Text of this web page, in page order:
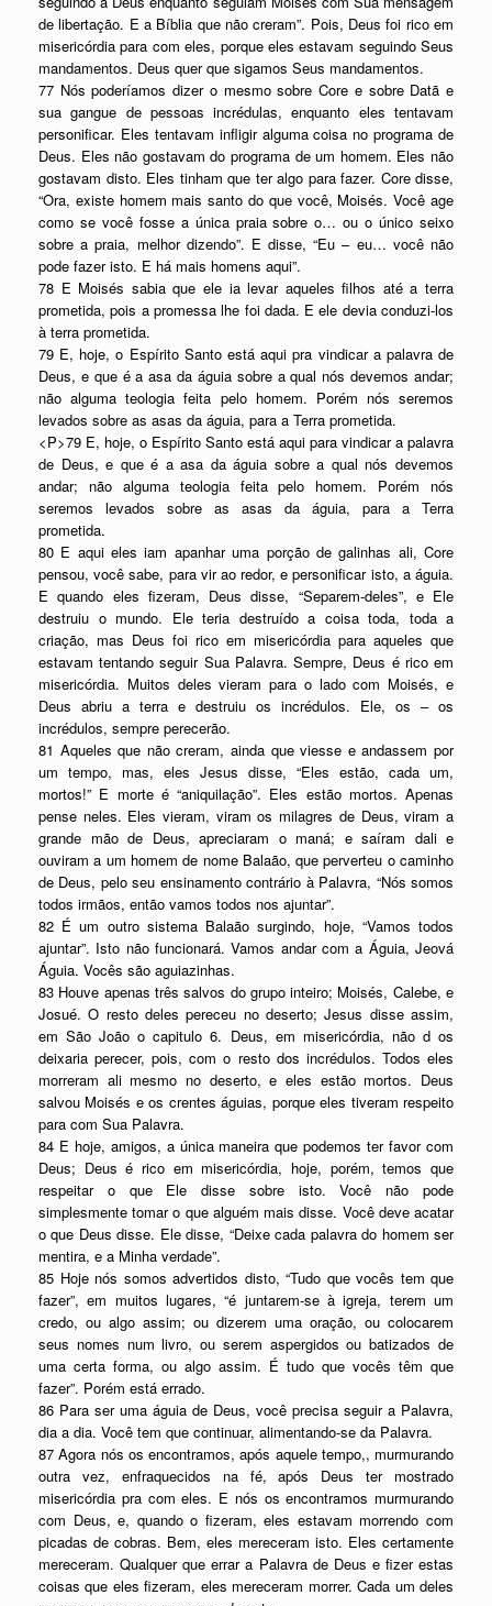
de libertação. E a Bíblia que não creram”. Pois, Deus foi rico em
misericórdia para com eles, porque eles estavam seguindo Seus
mandamentos. Deus quer que sigamos Seus mandamentos.
77 Nós poderíamos dizer o mesmo sobre Core e sobre Datã e
sua gangue de pessoas incrédulas, enquanto eles tentavam
personificar. Eles tentavam infligir alguma coisa no programa de
Deus. Eles não gostavam do programa de um homem. Eles não
gostavam disto. Eles tinham que ter algo para fazer. Core disse,
“Ora, existe homem mais santo do que você, Moisés. Você age
como se você fosse a única praia sobre o… ou o único seixo
sobre a praia, melhor dizendo”. E disse, “Eu – eu… você não
pode fazer isto. E há mais homens aqui”.
78 E Moisés sabia que ele ia levar aqueles filhos até a terra
prometida, pois a promessa lhe foi dada. E ele devia conduzi-los
à terra prometida.
79 E, hoje, o Espírito Santo está aqui pra vindicar a palavra de
Deus, e que é a asa da águia sobre a qual nós devemos andar;
não alguma teologia feita pelo homem. Porém nós seremos
levados sobre as asas da águia, para a Terra prometida.
<P>79 E, hoje, o Espírito Santo está aqui para vindicar a palavra
de Deus, e que é a asa da águia sobre a qual nós devemos
andar; não alguma teologia feita pelo homem. Porém nós
seremos levados sobre as asas da águia, para a Terra
prometida.
80 E aqui eles iam apanhar uma porção de galinhas ali, Core
pensou, você sabe, para vir ao redor, e personificar isto, a águia.
E quando eles fizeram, Deus disse, “Separem-deles”, e Ele
destruiu o mundo. Ele teria destruído a coisa toda, toda a
criação, mas Deus foi rico em misericórdia para aqueles que
estavam tentando seguir Sua Palavra. Sempre, Deus é rico em
misericórdia. Muitos deles vieram para o lado com Moisés, e
Deus abriu a terra e destruiu os incrédulos. Ele, os – os
incrédulos, sempre perecerão.
81 Aqueles que não creram, ainda que viesse e andassem por
um tempo, mas, eles Jesus disse, “Eles estão, cada um,
mortos!” E morte é “aniquilação”. Eles estão mortos. Apenas
pense neles. Eles vieram, viram os milagres de Deus, viram a
grande mão de Deus, apreciaram o maná; e saíram dali e
ouviram a um homem de nome Balaão, que perverteu o caminho
de Deus, pelo seu ensinamento contrário à Palavra, “Nós somos
todos irmãos, então vamos todos nos ajuntar”.
82 É um outro sistema Balaão surgindo, hoje, “Vamos todos
ajuntar”. Isto não funcionará. Vamos andar com a Águia, Jeová
Águia. Vocês são aguiazinhas.
83 Houve apenas três salvos do grupo inteiro; Moisés, Calebe, e
Josué. O resto deles pereceu no deserto; Jesus disse assim,
em São João o capitulo 6. Deus, em misericórdia, não d os
deixaria perecer, pois, com o resto dos incrédulos. Todos eles
morreram ali mesmo no deserto, e eles estão mortos. Deus
salvou Moisés e os crentes águias, porque eles tiveram respeito
para com Sua Palavra.
84 E hoje, amigos, a única maneira que podemos ter favor com
Deus; Deus é rico em misericórdia, hoje, porém, temos que
respeitar o que Ele disse sobre isto. Você não pode
simplesmente tomar o que alguém mais disse. Você deve acatar
o que Deus disse. Ele disse, “Deixe cada palavra do homem ser
mentira, e a Minha verdade”.
85 Hoje nós somos advertidos disto, “Tudo que vocês tem que
fazer”, em muitos lugares, “é juntarem-se à igreja, terem um
credo, ou algo assim; ou dizerem uma oração, ou colocarem
seus nomes num livro, ou serem aspergidos ou batizados de
uma certa forma, ou algo assim. É tudo que vocês têm que
fazer”. Porém está errado.
86 Para ser uma águia de Deus, você precisa seguir a Palavra,
dia a dia. Você tem que continuar, alimentando-se da Palavra.
87 Agora nós os encontramos, após aquele tempo,, murmurando
outra vez, enfraquecidos na fé, após Deus ter mostrado
misericórdia pra com eles. E nós os encontramos murmurando
com Deus, e, quando o fizeram, eles estavam morrendo com
picadas de cobras. Bem, eles mereceram isto. Eles certamente
mereceram. Qualquer que errar a Palavra de Deus e fizer estas
coisas que eles fizeram, eles mereceram morrer. Cada um deles